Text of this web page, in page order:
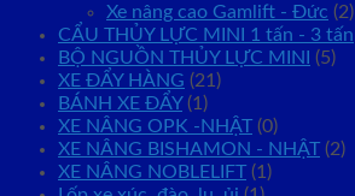
Xe nâng cao Gamlift - Đức (2)
CẨU THỦY LỰC MINI 1 tấn - 3 tấn
BỘ NGUỒN THỦY LỰC MINI
(5)
XE ĐẨY HÀNG (21)
BÁNH XE ĐẨY (1)
XE NÂNG OPK -NHẬT (0)
XE NÂNG BISHAMON - NHẬT (2)
XE NÂNG NOBLELIFT (1)